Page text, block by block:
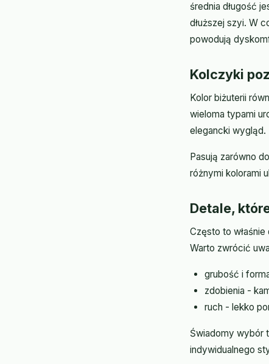
średnia długość
dłuższej szyi. W
powodują
Kolczyki
Kolor biżuterii
wieloma typami
elegancki wygląd.
Pasują zarówno
różnymi kolorami
Detale,
Często to
Warto zwrócić
grubość i
zdobienia -
ruch - lekko
Świadomy wybór
indywidualnego